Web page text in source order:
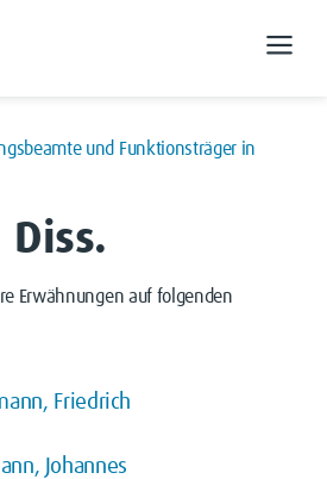
und Funktionsträger in
Diss.
Erwähnungen auf folgenden
Friedrich
Johannes